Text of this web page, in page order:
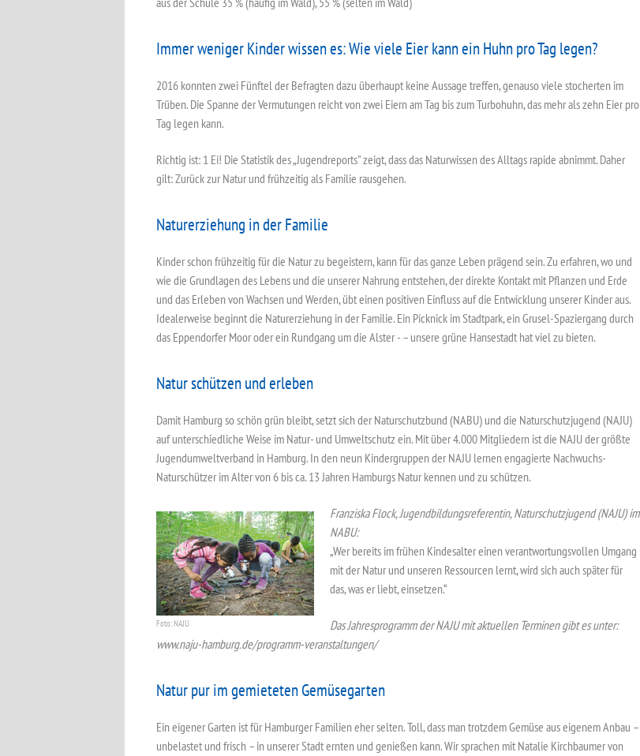
Immer weniger Kinder wissen es: Wie viele Eier kann ein Huhn pro Tag legen?
2016 konnten zwei Fünftel der Befragten dazu überhaupt keine Aussage treffen, genauso viele stocherten im
Trüben. Die Spanne der Vermutungen reicht von zwei Eiern am Tag bis zum Turbohuhn, das mehr als zehn Eier pro
Tag legen kann.
Richtig ist: 1 Ei! Die Statistik des „Jugendreports" zeigt, dass das Naturwissen des Alltags rapide abnimmt. Daher
gilt: Zurück zur Natur und frühzeitig als Familie rausgehen.
Naturerziehung in der Familie
Kinder schon frühzeitig für die Natur zu begeistern, kann für das ganze Leben prägend sein. Zu erfahren, wo und
wie die Grundlagen des Lebens und die unserer Nahrung entstehen, der direkte Kontakt mit Pflanzen und Erde
und das Erleben von Wachsen und Werden, übt einen positiven Einfluss auf die Entwicklung unserer Kinder aus.
Idealerweise beginnt die Naturerziehung in der Familie. Ein Picknick im Stadtpark, ein Grusel-Spaziergang durch
das Eppendorfer Moor oder ein Rundgang um die Alster - – unsere grüne Hansestadt hat viel zu bieten.
Natur schützen und erleben
Damit Hamburg so schön grün bleibt, setzt sich der Naturschutzbund (NABU) und die Naturschutzjugend (NAJU)
auf unterschiedliche Weise im Natur- und Umweltschutz ein. Mit über 4.000 Mitgliedern ist die NAJU der größte
Jugendumweltverband in Hamburg. In den neun Kindergruppen der NAJU lernen engagierte Nachwuchs-
Naturschützer im Alter von 6 bis ca. 13 Jahren Hamburgs Natur kennen und zu schützen.
Foto: NAJU
Franziska Flock, Jugendbildungsreferentin, Naturschutzjugend (NAJU) im
NABU:
„Wer bereits im frühen Kindesalter einen verantwortungsvollen Umgang
mit der Natur und unseren Ressourcen lernt, wird sich auch später für
das, was er liebt, einsetzen.“
Das Jahresprogramm der NAJU mit aktuellen Terminen gibt es unter:
www.naju-hamburg.de/programm-veranstaltungen/
Natur pur im gemieteten Gemüsegarten
Ein eigener Garten ist für Hamburger Familien eher selten. Toll, dass man trotzdem Gemüse aus eigenem Anbau –
unbelastet und frisch – in unserer Stadt ernten und genießen kann. Wir sprachen mit Natalie Kirchbaumer von